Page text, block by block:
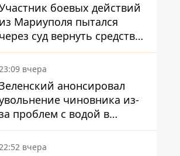
боевых действий
из Мариуполя пытался
через суд вернуть средства
со счета в
Ощадбанке – каким было
решение
вчера
анонсировал
чиновника из-
проблем с водой в
вчера